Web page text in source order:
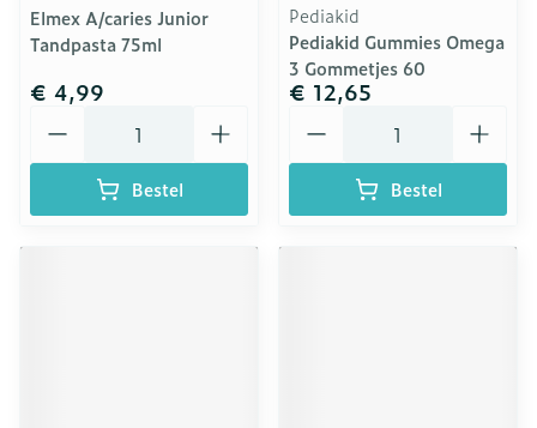
Elmex A/caries Junior
Tandpasta 75ml
€ 4,99
Bestel
Pediakid
Pediakid Gummies Omega
3 Gommetjes 60
€ 12,65
Bestel